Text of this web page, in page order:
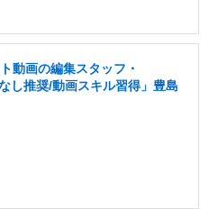
動画の編集スタッフ・
し推奨/動画スキル習得」豊島